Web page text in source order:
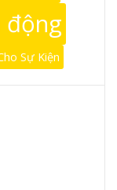
động
Sự Kiện